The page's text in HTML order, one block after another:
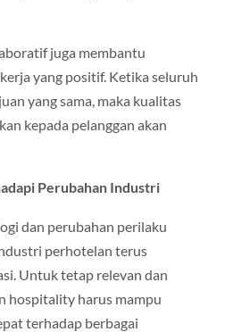
juga membantu
yang positif. Ketika seluruh
yang sama, maka kualitas
kepada pelanggan akan
Perubahan Industri
dan perubahan perilaku
perhotelan terus
Untuk tetap relevan dan
hospitality harus mampu
terhadap berbagai